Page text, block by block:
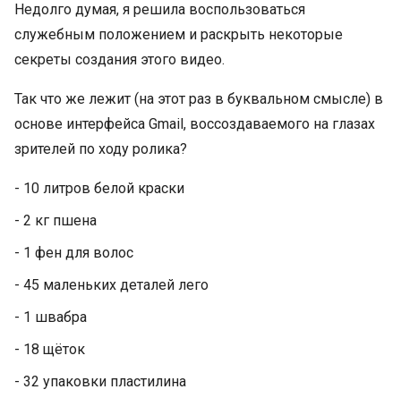
Недолго думая, я решила воспользоваться
служебным положением и раскрыть некоторые
секреты создания этого видео.
Так что же лежит (на этот раз в буквальном смысле) в
основе интерфейса Gmail, воссоздаваемого на глазах
зрителей по ходу ролика?
- 10 литров белой краски
- 2 кг пшена
- 1 фен для волос
- 45 маленьких деталей лего
- 1 швабра
- 18 щёток
- 32 упаковки пластилина